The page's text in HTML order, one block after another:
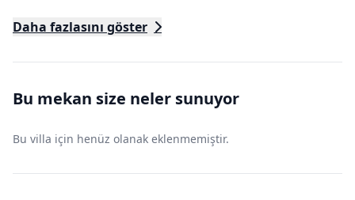
Daha fazlasını göster
Bu mekan size neler sunuyor
Bu villa için henüz olanak eklenmemiştir.